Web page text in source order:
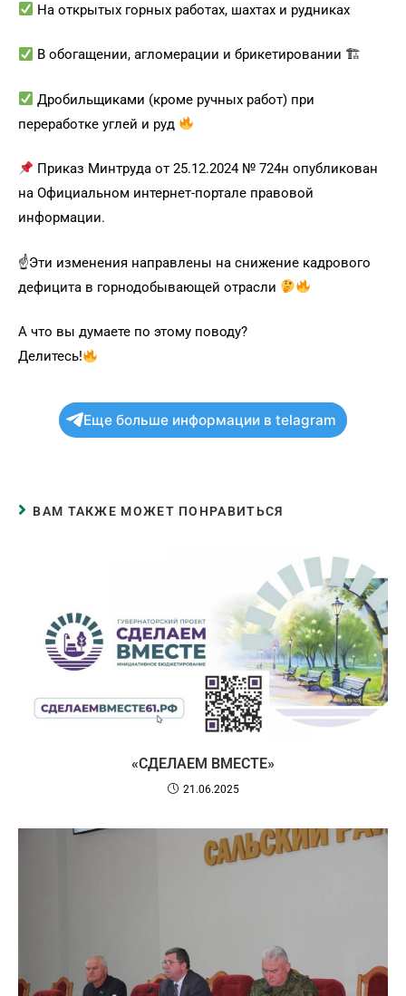
На открытых горных работах, шахтах и рудниках
В обогащении, агломерации и брикетировании 🏗
Дробильщиками (кроме ручных работ) при
переработке углей и руд
Приказ Минтруда от 25.12.2024 № 724н опубликован
на Официальном интернет-портале правовой
информации.
☝Эти изменения направлены на снижение кадрового
дефицита в горнодобывающей отрасли
А что вы думаете по этому поводу?
Делитесь!
Еще больше информации в telagram
ВАМ ТАКЖЕ МОЖЕТ ПОНРАВИТЬСЯ
«СДЕЛАЕМ ВМЕСТЕ»
21.06.2025